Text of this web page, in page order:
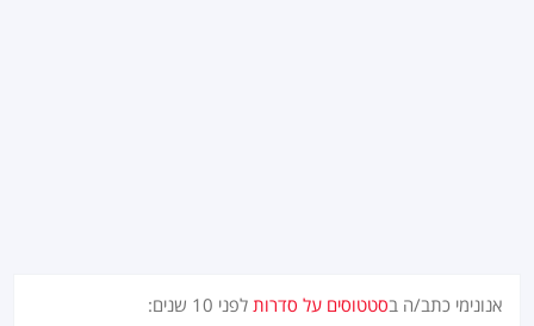
אנונימי כתב/ה בסטטוסים על סדרות לפני 10 שנים :